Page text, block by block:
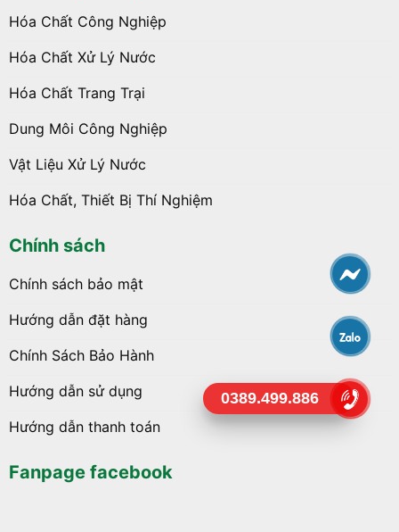
Hóa Chất Công Nghiệp
Hóa Chất Xử Lý Nước
Hóa Chất Trang Trại
Dung Môi Công Nghiệp
Vật Liệu Xử Lý Nước
Hóa Chất, Thiết Bị Thí Nghiệm
Chính sách
Chính sách bảo mật
Hướng dẫn đặt hàng
Chính Sách Bảo Hành
Hướng dẫn sử dụng
Hướng dẫn thanh toán
Fanpage facebook
0389.499.886